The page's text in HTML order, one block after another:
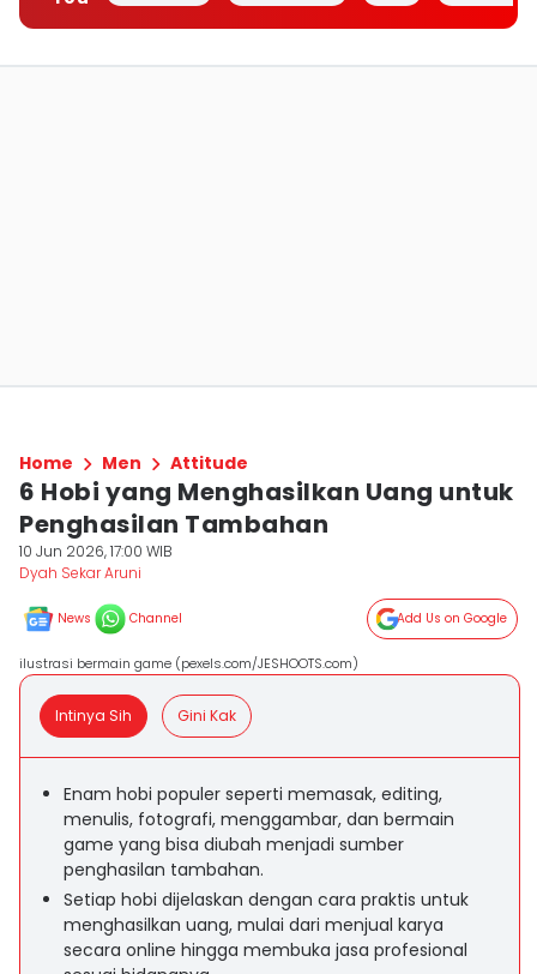
Home Men Attitude
6 Hobi yang Menghasilkan Uang untuk
Penghasilan Tambahan
10 Jun 2026, 17:00 WIB
Dyah Sekar Aruni
News Channel Add Us on Google
ilustrasi bermain game (pexels.com/JESHOOTS.com)
Intinya Sih Gini Kak
Enam hobi populer seperti memasak, editing,
menulis, fotografi, menggambar, dan bermain
game yang bisa diubah menjadi sumber
penghasilan tambahan.
Setiap hobi dijelaskan dengan cara praktis untuk
menghasilkan uang, mulai dari menjual karya
secara online hingga membuka jasa profesional